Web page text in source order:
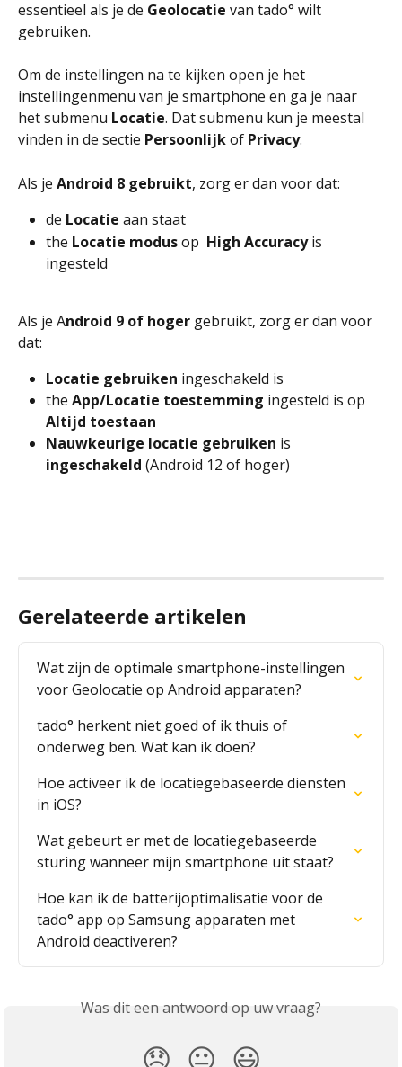
essentieel als je de Geolocatie van tado° wilt
gebruiken.
Om de instellingen na te kijken open je het
instellingenmenu van je smartphone en ga je naar
het submenu Locatie. Dat submenu kun je meestal
vinden in de sectie Persoonlijk of Privacy.
Als je Android 8 gebruikt, zorg er dan voor dat:
de Locatie aan staat
the Locatie modus op High Accuracy is
ingesteld
Als je Android 9 of hoger gebruikt, zorg er dan voor
dat:
Locatie gebruiken ingeschakeld is
the App/Locatie toestemming ingesteld is op
Altijd toestaan
Nauwkeurige locatie gebruiken is
ingeschakeld (Android 12 of hoger)
Gerelateerde artikelen
Wat zijn de optimale smartphone-instellingen
voor Geolocatie op Android apparaten?
tado° herkent niet goed of ik thuis of
onderweg ben. Wat kan ik doen?
Hoe activeer ik de locatiegebaseerde diensten
in iOS?
Wat gebeurt er met de locatiegebaseerde
sturing wanneer mijn smartphone uit staat?
Hoe kan ik de batterijoptimalisatie voor de
tado° app op Samsung apparaten met
Android deactiveren?
Was dit een antwoord op uw vraag?
😞 😐 😃